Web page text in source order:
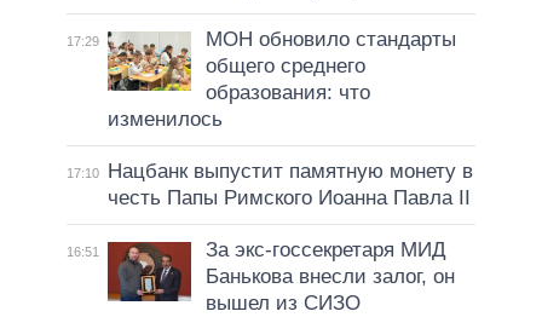
17:29
МОН обновило стандарты
общего среднего
образования: что
изменилось
17:10
Нацбанк выпустит памятную монету в
честь Папы Римского Иоанна Павла II
16:51
За экс-госсекретаря МИД
Банькова внесли залог, он
вышел из СИЗО